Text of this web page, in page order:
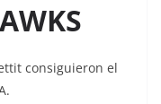
consiguieron el